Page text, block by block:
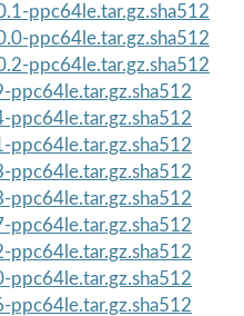
ppc64le.tar.gz.sha512
ppc64le.tar.gz.sha512
ppc64le.tar.gz.sha512